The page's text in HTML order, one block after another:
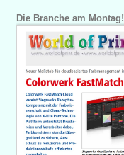
Die Branche am Montag!